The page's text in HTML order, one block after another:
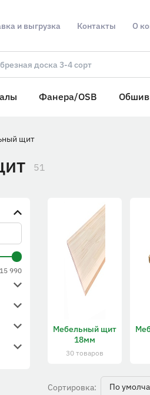
и выгрузка Контакты О
Фанера/OSB
щит
51
Мебельный щит
18мм
30 товаров
Сортировка: По
15 990